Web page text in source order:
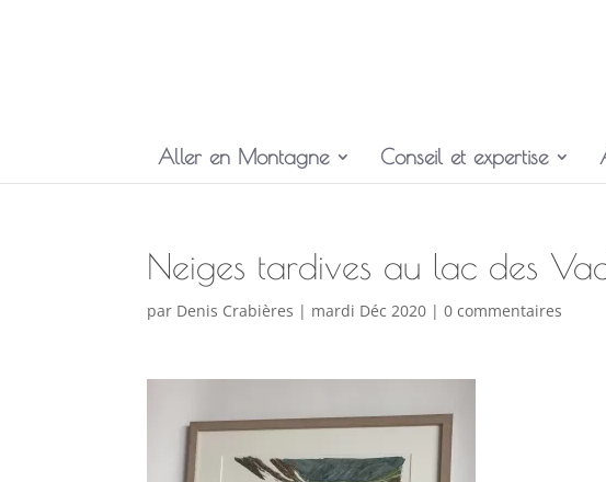
Aller en Montagne Conseil et expertise
Neiges tardives au lac des
par Denis Crabières | mardi Déc 2020 |0 commentaires